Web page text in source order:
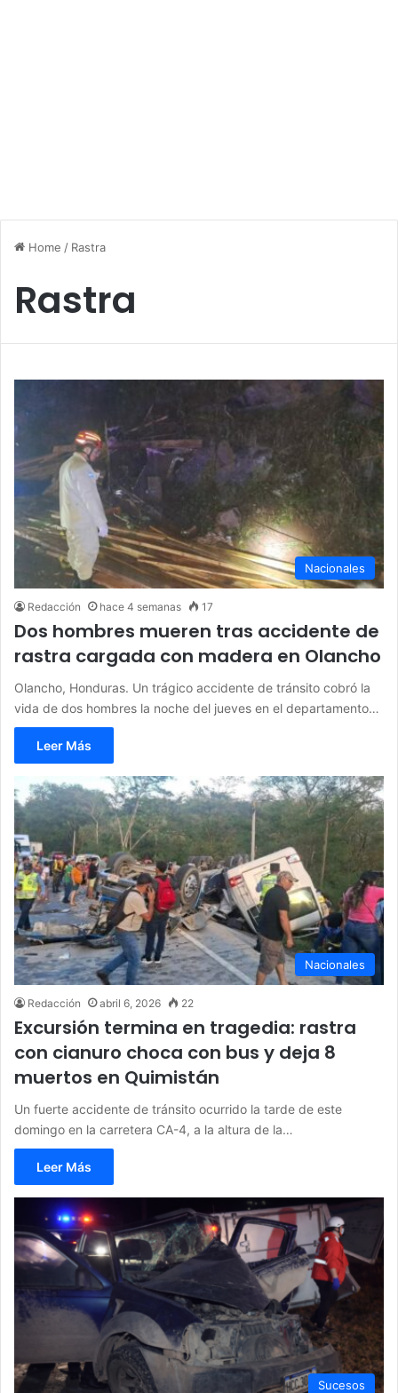
Home / Rastra
Rastra
Nacionales
Redacción hace 4 semanas 17
Dos hombres mueren tras accidente de
rastra cargada con madera en Olancho
Olancho, Honduras. Un trágico accidente de tránsito cobró la
vida de dos hombres la noche del jueves en el departamento…
Leer Más
Nacionales
Redacción abril 6, 2026 22
Excursión termina en tragedia: rastra
con cianuro choca con bus y deja 8
muertos en Quimistán
Un fuerte accidente de tránsito ocurrido la tarde de este
domingo en la carretera CA-4, a la altura de la…
Leer Más
Sucesos